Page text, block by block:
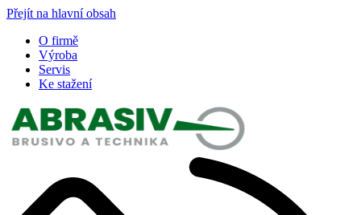
Přejít na hlavní obsah
O firmě
Výroba
Servis
Ke stažení